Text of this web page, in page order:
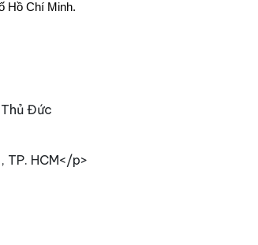
Hồ Chí Minh.
Thủ Đức
TP. HCM</p>